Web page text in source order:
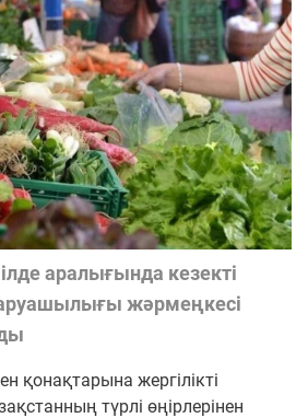
аралығында кезекті
жәрмеңкесі
қонақтарына жергілікті
түрлі өңірлерінен